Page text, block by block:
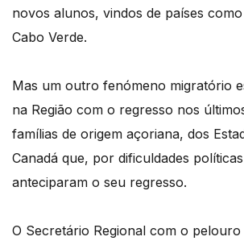
novos alunos, vindos de países
Cabo Verde.
Mas um outro fenómeno migratório
na Região com o regresso nos
famílias de origem açoriana, dos
Canadá que, por dificuldades
anteciparam o seu regresso.
O Secretário Regional com o pelouro